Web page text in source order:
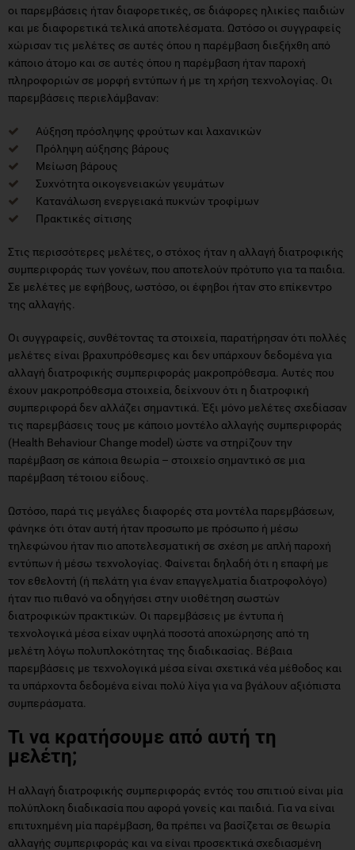
οι παρεμβάσεις ήταν διαφορετικές, σε διάφορες ηλικίες παιδιών
και με διαφορετικά τελικά αποτελέσματα. Ωστόσο οι συγγραφείς
χώρισαν τις μελέτες σε αυτές όπου η παρέμβαση διεξήχθη από
κάποιο άτομο και σε αυτές όπου η παρέμβαση ήταν παροχή
πληροφοριών σε μορφή εντύπων ή με τη χρήση τεχνολογίας. Οι
παρεμβάσεις περιελάμβαναν:
Αύξηση πρόσληψης φρούτων και λαχανικών
Πρόληψη αύξησης βάρους
Μείωση βάρους
Συχνότητα οικογενειακών γευμάτων
Κατανάλωση ενεργειακά πυκνών τροφίμων
Πρακτικές σίτισης
Στις περισσότερες μελέτες, ο στόχος ήταν η αλλαγή διατροφικής
συμπεριφοράς των γονέων, που αποτελούν πρότυπο για τα παιδια.
Σε μελέτες με εφήβους, ωστόσο, οι έφηβοι ήταν στο επίκεντρο
της αλλαγής.
Οι συγγραφείς, συνθέτοντας τα στοιχεία, παρατήρησαν ότι πολλές
μελέτες είναι βραχυπρόθεσμες και δεν υπάρχουν δεδομένα για
αλλαγή διατροφικής συμπεριφοράς μακροπρόθεσμα. Αυτές που
έχουν μακροπρόθεσμα στοιχεία, δείχνουν ότι η διατροφική
συμπεριφορά δεν αλλάζει σημαντικά. Έξι μόνο μελέτες σχεδίασαν
τις παρεμβάσεις τους με κάποιο μοντέλο αλλαγής συμπεριφοράς
(Health Behaviour Change model) ώστε να στηρίζουν την
παρέμβαση σε κάποια θεωρία – στοιχείο σημαντικό σε μια
παρέμβαση τέτοιου είδους.
Ωστόσο, παρά τις μεγάλες διαφορές στα μοντέλα παρεμβάσεων,
φάνηκε ότι όταν αυτή ήταν προσωπο με πρόσωπο ή μέσω
τηλεφώνου ήταν πιο αποτελεσματική σε σχέση με απλή παροχή
εντύπων ή μέσω τεχνολογίας. Φαίνεται δηλαδή ότι η επαφή με
τον εθελοντή (ή πελάτη για έναν επαγγελματία διατροφολόγο)
ήταν πιο πιθανό να οδηγήσει στην υιοθέτηση σωστών
διατροφικών πρακτικών. Οι παρεμβάσεις με έντυπα ή
τεχνολογικά μέσα είχαν υψηλά ποσοτά αποχώρησης από τη
μελέτη λόγω πολυπλοκότητας της διαδικασίας. Βέβαια
παρεμβάσεις με τεχνολογικά μέσα είναι σχετικά νέα μέθοδος και
τα υπάρχοντα δεδομένα είναι πολύ λίγα για να βγάλουν αξιόπιστα
συμπεράσματα.
Τι να κρατήσουμε από αυτή τη
μελέτη;
Η αλλαγή διατροφικής συμπεριφοράς εντός του σπιτιού είναι μία
πολύπλοκη διαδικασία που αφορά γονείς και παιδιά. Για να είναι
επιτυχημένη μία παρέμβαση, θα πρέπει να βασίζεται σε θεωρία
αλλαγής συμπεριφοράς και να είναι προσεκτικά σχεδιασμένη